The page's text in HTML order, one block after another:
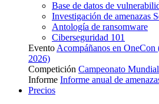
Base de datos de
Investigación de amenazas
Antología de ransomware
Ciberseguridad 101
Evento Acompáñanos en OneCon
2026)
Competición Campeonato
Informe Informe anual de
Precios